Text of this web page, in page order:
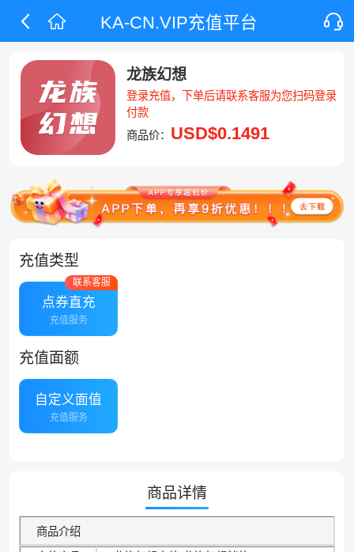
KA-CN.VIP充值平台
龙族幻想
登录充值，下单后请联系客服为您扫码登录
付款
商品价： USD$0.1491
充值类型
联系客服
点券直充
充值服务
充值面额
自定义面值
充值服务
商品详情
商品介绍